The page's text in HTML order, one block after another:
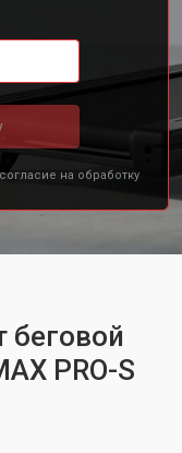
на обработку
беговой
PRO-S